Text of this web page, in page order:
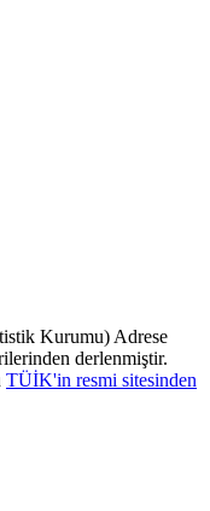
Kurumu) Adrese
derlenmiştir.
TÜİK'in resmi sitesinden